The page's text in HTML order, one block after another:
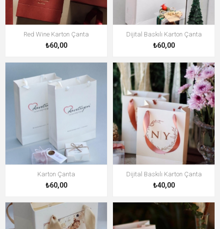
Red Wine Karton Çanta
₺60,00
Dijital Baskılı Karton Çanta
₺60,00
Karton Çanta
₺60,00
Dijital Baskılı Karton Çanta
₺40,00